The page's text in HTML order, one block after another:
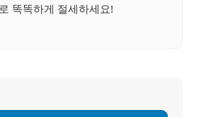
똑똑하게 절세하세요!